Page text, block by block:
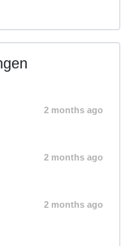
2 months ago
2 months ago
2 months ago